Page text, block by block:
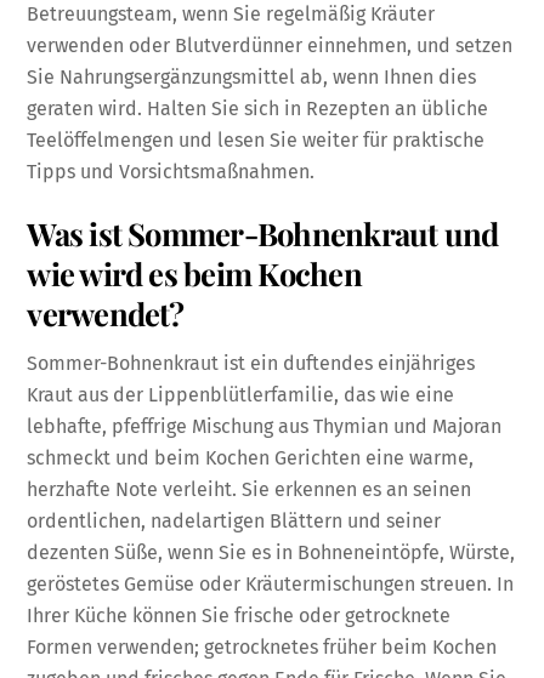
Betreuungsteam, wenn Sie regelmäßig Kräuter
verwenden oder Blutverdünner einnehmen, und setzen
Sie Nahrungsergänzungsmittel ab, wenn Ihnen dies
geraten wird. Halten Sie sich in Rezepten an übliche
Teelöffelmengen und lesen Sie weiter für praktische
Tipps und Vorsichtsmaßnahmen.
Was ist Sommer-Bohnenkraut und
wie wird es beim Kochen
verwendet?
Sommer-Bohnenkraut ist ein duftendes einjähriges
Kraut aus der Lippenblütlerfamilie, das wie eine
lebhafte, pfeffrige Mischung aus Thymian und Majoran
schmeckt und beim Kochen Gerichten eine warme,
herzhafte Note verleiht. Sie erkennen es an seinen
ordentlichen, nadelartigen Blättern und seiner
dezenten Süße, wenn Sie es in Bohneneintöpfe, Würste,
geröstetes Gemüse oder Kräutermischungen streuen. In
Ihrer Küche können Sie frische oder getrocknete
Formen verwenden; getrocknetes früher beim Kochen